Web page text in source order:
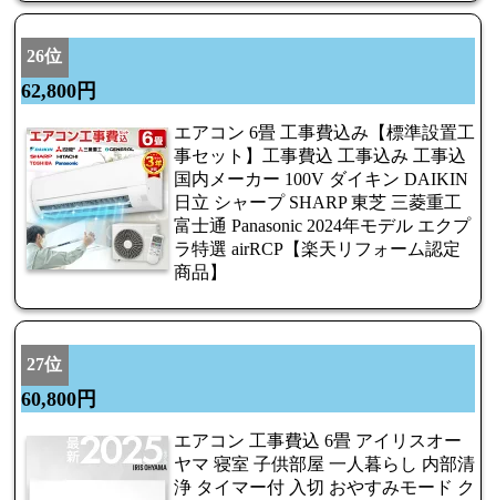
26位
62,800円
エアコン 6畳 工事費込み【標準設置工
事セット】工事費込 工事込み 工事込
国内メーカー 100V ダイキン DAIKIN
日立 シャープ SHARP 東芝 三菱重工
富士通 Panasonic 2024年モデル エクプ
ラ特選 airRCP【楽天リフォーム認定
商品】
27位
60,800円
エアコン 工事費込 6畳 アイリスオー
ヤマ 寝室 子供部屋 一人暮らし 内部清
浄 タイマー付 入切 おやすみモード ク